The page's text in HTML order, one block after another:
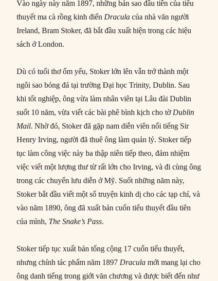
Vào ngày này năm 1897, những bản sao đầu tiên của tiểu
thuyết ma cà rồng kinh điểnDracula của nhà văn người
Ireland, Bram Stoker, đã bắt đầu xuất hiện trong các hiệu
sách ở London.
Dù có tuổi thơ ốm yếu, Stoker lớn lên vẫn trở thành một
ngôi sao bóng đá tại trường Đại học Trinity, Dublin. Sau
khi tốt nghiệp, ông vừa làm nhân viên tại Lâu đài Dublin
suốt 10 năm, vừa viết các bài phê bình kịch cho tờDublin
Mail. Nhờ đó, Stoker đã gặp nam diễn viên nổi tiếng Sir
Henry Irving, người đã thuê ông làm quản lý. Stoker tiếp
tục làm công việc này ba thập niên tiếp theo, đảm nhiệm
việc viết một lượng thư từ rất lớn cho Irving, và đi cùng ông
trong các chuyến lưu diễn ở Mỹ. Suốt những năm này,
Stoker bắt đầu viết một số truyện kinh dị cho các tạp chí, và
vào năm 1890, ông đã xuất bản cuốn tiểu thuyết đầu tiên
của mình, The Snake’s Pass.
Stoker tiếp tục xuất bản tổng cộng 17 cuốn tiểu thuyết,
nhưng chính tác phẩm năm 1897Draculamới mang lại cho
ông danh tiếng trong giới văn chương và được biết đến như